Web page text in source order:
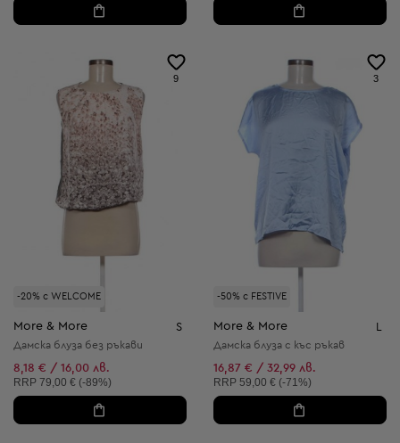
-20% с WELCOME
9
More & More S
Дамска блуза без ръкави
8,18 € / 16,00 лв.
Препоръчителна цена:
RRP 79,00 € (-89%)
-50% с FESTIVE
3
More & More L
Дамска блуза с къс ръкав
16,87 € / 32,99 лв.
Препоръчителна цена:
RRP 59,00 € (-71%)